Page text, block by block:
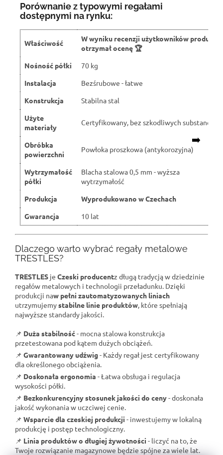
Porównanie z typowymi regałami
dostępnymi na rynku:
➡️
Właściwość
W wyniku recenzji użytkowników produkt
otrzymał ocenę 🏆
Nośność półki
70 kg
Instalacja
Bezśrubowe - łatwe
Konstrukcja
Stabilna stal
Użyte
materiały
Certyfikowany, bez szkodliwych substancji
Obróbka
powierzchni
Powłoka proszkowa (antykorozyjna)
Wytrzymałość
półki
Blacha stalowa 0,5 mm - wyższa
wytrzymałość
Produkcja
Wyprodukowano w Czechach
Gwarancja
10 lat
Dlaczego warto wybrać regały metalowe
TRESTLES?
TRESTLES je Czeski producentz długą tradycją w dziedzinie
regałów metalowych i technologii przeładunku. Dzięki
produkcji naw pełni zautomatyzowanych liniach
utrzymujemystabilne linie produktów , które spełniają
najwyższe standardy jakości.
📌 Duża stabilność- mocna stalowa konstrukcja
przetestowana pod kątem dużych obciążeń.
📌 Gwarantowany udźwig- Każdy regał jest certyfikowany
dla określonego obciążenia.
📌 Doskonała ergonomia - Łatwa obsługa i regulacja
wysokości półki.
📌 Bezkonkurencyjny stosunek jakości do ceny- doskonała
jakość wykonania w uczciwej cenie.
📌 Wsparcie dla czeskiej produkcji - inwestujemy w lokalną
produkcję i postęp technologiczny.
📌 Linia produktów o długiej żywotności - liczyć na to, że
Twoje rozwiązanie magazynowe będzie spójne za wiele lat.